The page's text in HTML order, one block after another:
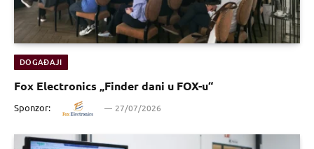
DOGAĐAJI
Fox Electronics „Finder dani u FOX-u“
Sponzor: 27/07/2026